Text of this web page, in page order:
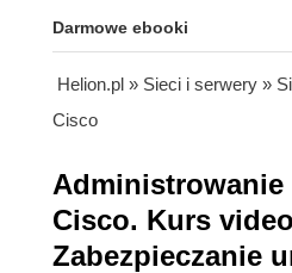
Darmowe ebooki
Helion.pl » Sieci i serwery »
Cisco
Administrowanie
Cisco. Kurs
Zabezpieczanie